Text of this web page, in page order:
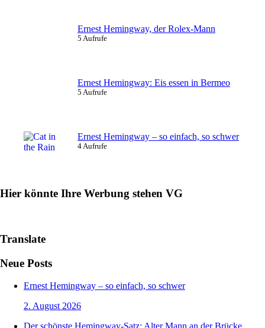
Ernest Hemingway, der Rolex-Mann
5 Aufrufe
Ernest Hemingway: Eis essen in Bermeo
5 Aufrufe
Ernest Hemingway – so einfach, so schwer
4 Aufrufe
Hier könnte Ihre Werbung stehen VG
Translate
Neue Posts
Ernest Hemingway – so einfach, so schwer
2. August 2026